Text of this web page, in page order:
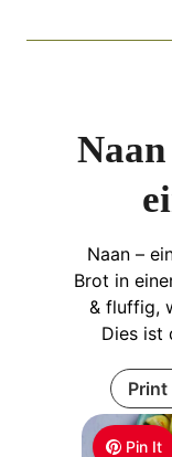
Pin It
Naan –
Brot in
& fluffig,
Dies ist
Print